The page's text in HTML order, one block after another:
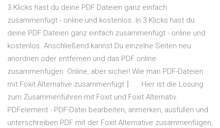
3 Klicks hast du deine PDF Dateien ganz einfach
zusammenfügt - online und kostenlos. In 3 Klicks hast du
deine PDF Dateien ganz einfach zusammenfügt - online und
kostenlos. Anschließend kannst Du einzelne Seiten neu
anordnen oder entfernen und das PDF online
zusammenfügen. Online, aber sicher! Wie man PDF-Dateien
mit Foxit Alternative zusammenfügt〡 ... Hier ist die Lösung
zum Zusammenführen mit Foxit und Foxit Alternativ.
PDFelement - PDF-Datei bearbeiten, anmerken, ausfüllen und
unterschreiben PDF mit der Foxit Alternative zusammenfügen,